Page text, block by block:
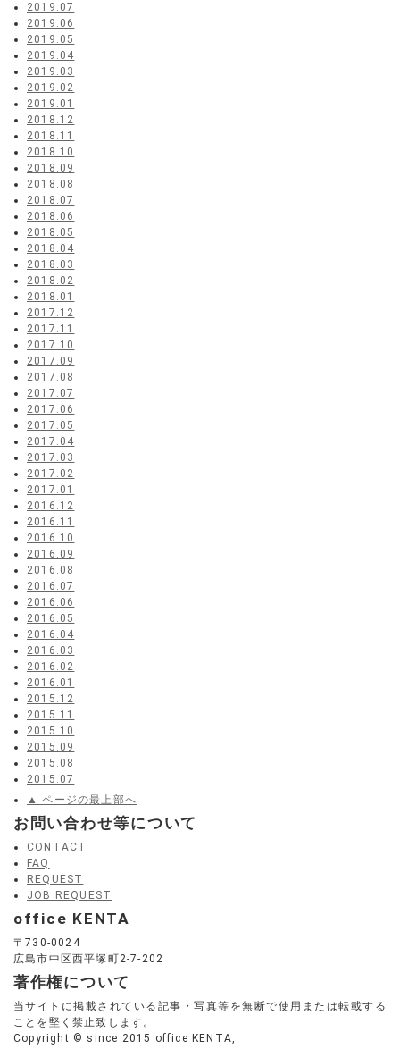
2019.07
2019.06
2019.05
2019.04
2019.03
2019.02
2019.01
2018.12
2018.11
2018.10
2018.09
2018.08
2018.07
2018.06
2018.05
2018.04
2018.03
2018.02
2018.01
2017.12
2017.11
2017.10
2017.09
2017.08
2017.07
2017.06
2017.05
2017.04
2017.03
2017.02
2017.01
2016.12
2016.11
2016.10
2016.09
2016.08
2016.07
2016.06
2016.05
2016.04
2016.03
2016.02
2016.01
2015.12
2015.11
2015.10
2015.09
2015.08
2015.07
▲ ページの最上部へ
お問い合わせ等について
CONTACT
FAQ
REQUEST
JOB REQUEST
office KENTA
〒730-0024
広島市中区西平塚町2-7-202
著作権について
当サイトに掲載されている記事・写真等を無断で使用または転載する
ことを堅く禁止致します。
Copyright © since 2015 office KENTA,